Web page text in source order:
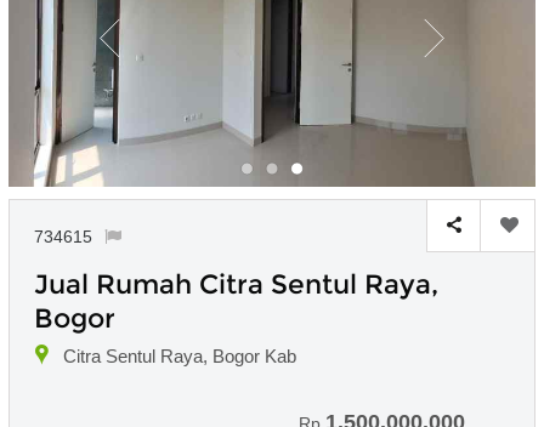
734615
Jual Rumah Citra Sentul Raya,
Bogor
Citra Sentul Raya, Bogor Kab
Rp 1.500.000.000
Untuk hasil simulasi
pada kotak-